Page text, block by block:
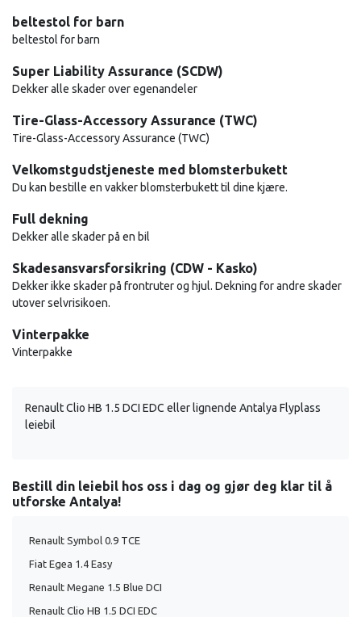
beltestol for barn
beltestol for barn
Super Liability Assurance (SCDW)
Dekker alle skader over egenandeler
Tire-Glass-Accessory Assurance (TWC)
Tire-Glass-Accessory Assurance (TWC)
Velkomstgudstjeneste med blomsterbukett
Du kan bestille en vakker blomsterbukett til dine kjære.
Full dekning
Dekker alle skader på en bil
Skadesansvarsforsikring (CDW - Kasko)
Dekker ikke skader på frontruter og hjul. Dekning for andre skader
utover selvrisikoen.
Vinterpakke
Vinterpakke
Renault Clio HB 1.5 DCI EDC eller lignende Antalya Flyplass
leiebil
Bestill din leiebil hos oss i dag og gjør deg klar til å
utforske Antalya!
Renault Symbol 0.9 TCE
Fiat Egea 1.4 Easy
Renault Megane 1.5 Blue DCI
Renault Clio HB 1.5 DCI EDC